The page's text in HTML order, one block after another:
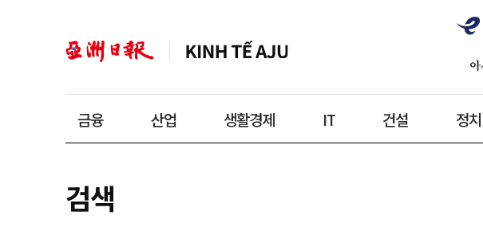
금융 산업 생활경제 IT 건설 정치
검색